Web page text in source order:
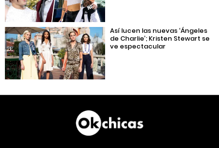
Así lucen las nuevas ‘Ángeles
de Charlie’; Kristen Stewart se
ve espectacular